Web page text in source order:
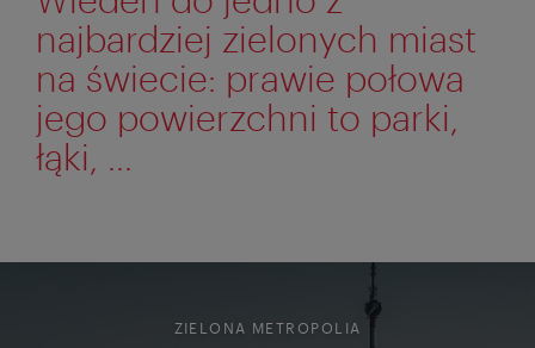
najbardziej zielonych miast
na świecie: prawie połowa
jego powierzchni to parki,
łąki, ...
ZIELONA METROPOLIA